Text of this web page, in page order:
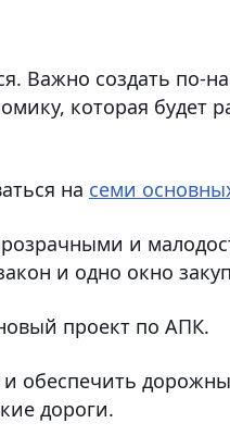
Важно создать по-
которая будет
на семи
и
и одно окно
проект по АПК.
обеспечить
дороги.